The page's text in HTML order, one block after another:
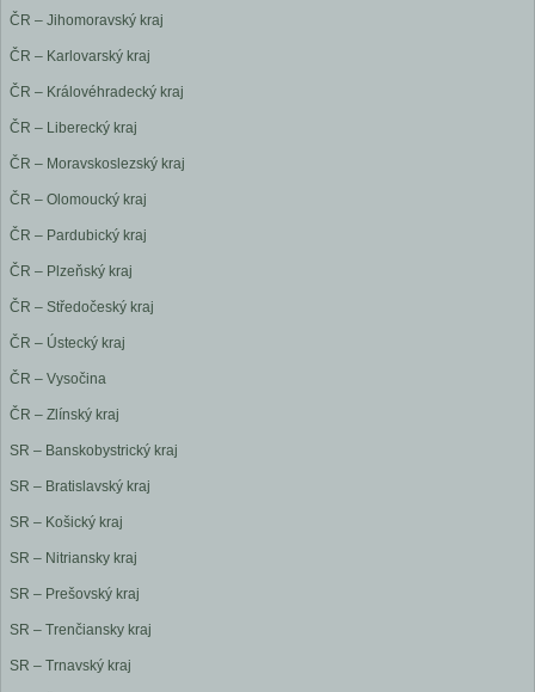
ČR – Jihomoravský kraj
ČR – Karlovarský kraj
ČR – Královéhradecký kraj
ČR – Liberecký kraj
ČR – Moravskoslezský kraj
ČR – Olomoucký kraj
ČR – Pardubický kraj
ČR – Plzeňský kraj
ČR – Středočeský kraj
ČR – Ústecký kraj
ČR – Vysočina
ČR – Zlínský kraj
SR – Banskobystrický kraj
SR – Bratislavský kraj
SR – Košický kraj
SR – Nitriansky kraj
SR – Prešovský kraj
SR – Trenčiansky kraj
SR – Trnavský kraj